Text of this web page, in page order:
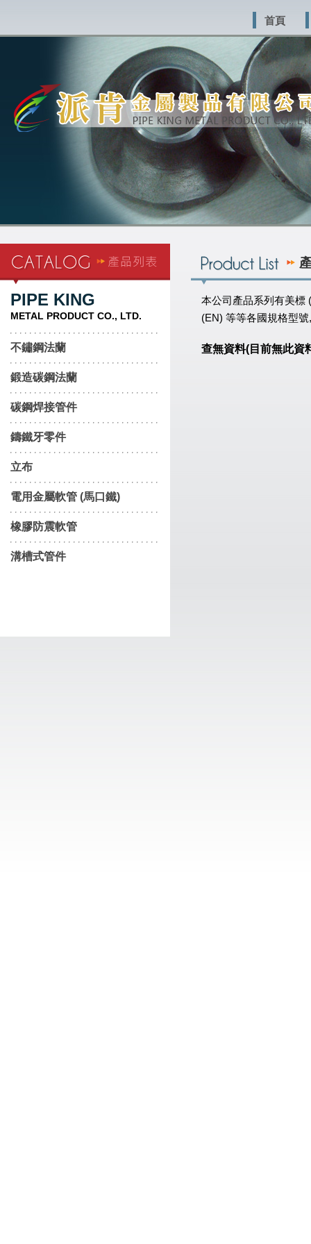
首頁
PIPE KING
METAL PRODUCT CO., LTD.
不鏽鋼法蘭
鍛造碳鋼法蘭
碳鋼焊接管件
鑄鐵牙零件
立布
電用金屬軟管 (馬口鐵)
橡膠防震軟管
溝槽式管件
本公司產品系列有美標
(EN) 等等各國規格型
查無資料(目前無此資